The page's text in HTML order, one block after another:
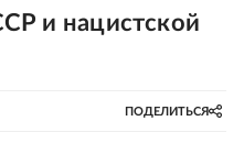
и нацистской
ПОДЕЛИТЬСЯ